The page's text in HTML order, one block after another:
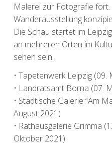
Malerei zur Fotografie
Wanderausstellung
Die Schau startet im
an mehreren Orten im
sehen sein.
• Tapetenwerk Leipzig
• Landratsamt Borna (07.
• Städtische Galerie “Am
August 2021)
• Rathausgalerie Grimma
Oktober 2021)